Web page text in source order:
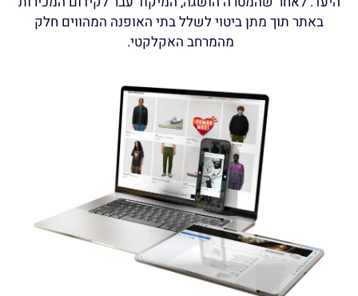
באתר תוך מתן ביטוי לשלל בתי האופנה המהווים חלק
מהמרחב האקלקטי.